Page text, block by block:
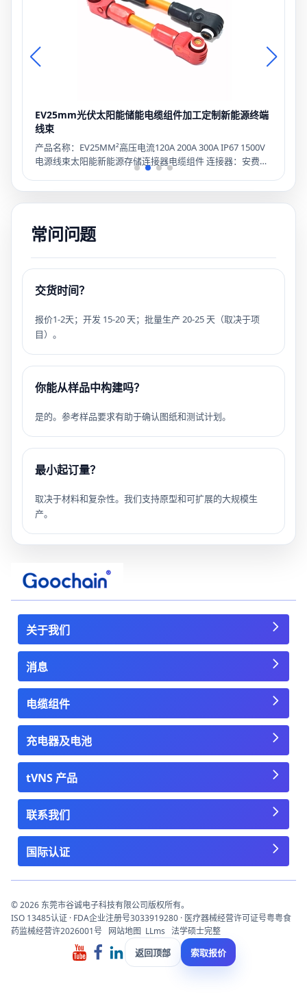
EV25mm光伏太阳能储能电缆组件加工定制新能源终端
线束
产品名称：EV25MM²高压电流120A 200A 300A IP67 1500V
电源线束太阳能新能源存储连接器电缆组件 连接器：安费诺
连接器120A 200A 300A 电缆：25平方毫米、35平方毫米、50
平方毫米 长度：0.2/0.5/1/3/5M/定制 绝缘材料：交联聚乙烯
材质：PE PVC 铜 应用：主控箱电池 OEM/ODM：定制支持
PayPal、信用卡 证书：ISO13485、CE、ROHS、FCC
常问问题
交货时间？
报价1-2天；开发 15-20 天；批量生产 20-25 天（取决于项
目）。
你能从样品中构建吗？
是的。参考样品要求有助于确认图纸和测试计划。
最小起订量？
取决于材料和复杂性。我们支持原型和可扩展的大规模生
产。
关于我们
消息
电缆组件
充电器及电池
tVNS 产品
联系我们
国际认证
© 2026 东莞市谷诚电子科技有限公司版权所有。
ISO 13485认证 · FDA企业注册号3033919280 · 医疗器械经营许可证号粤粤食
药监械经营许2026001号 网站地图 LLms 法学硕士完整
返回顶部 索取报价